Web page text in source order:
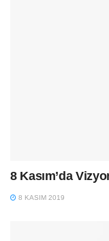
8 Kasım’da
8 KASIM 2019